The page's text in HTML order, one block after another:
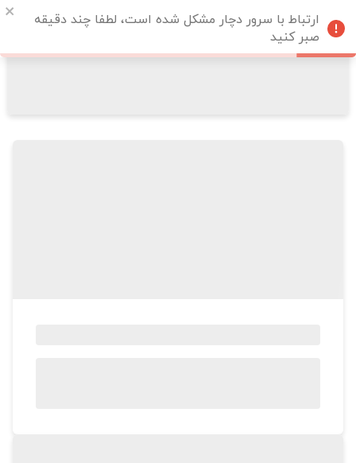
ارتباط با سرور دچار مشکل شده است، لطفا چند دقیقه
صبر کنید